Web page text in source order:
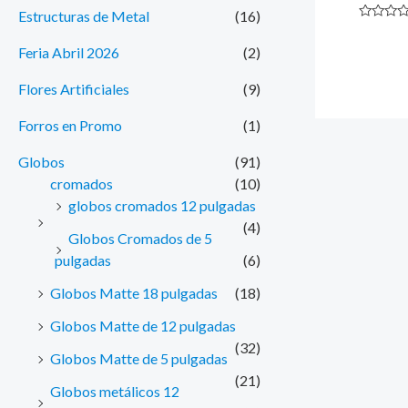
Estructuras de Metal (16)
Feria Abril 2026 (2)
Flores Artificiales (9)
Forros en Promo (1)
Globos
(91)
cromados
(10)
globos cromados 12 pulgadas
(4)
Globos Cromados de 5
pulgadas
(6)
Globos Matte 18 pulgadas
(18)
Globos Matte de 12 pulgadas
(32)
Globos Matte de 5 pulgadas
(21)
Globos metálicos 12